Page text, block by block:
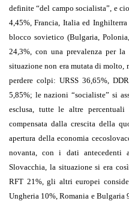
definite “del campo socialista”, e
4,45%, Francia, Italia ed
blocco sovietico (Bulgaria,
24,3%, con una prevalenza per
situazione non era mutata di molto,
perdere colpi: URSS 36,65%,
5,85%; le nazioni “socialiste” si
esclusa, tutte le altre
compensata dalla crescita della
apertura della economia
novanta, con i dati antecedenti
Slovacchia, la situazione si era
RFT 21%, gli altri europei
Ungheria 10%, Romania e